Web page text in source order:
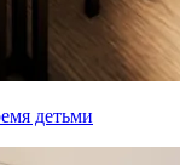
детьми